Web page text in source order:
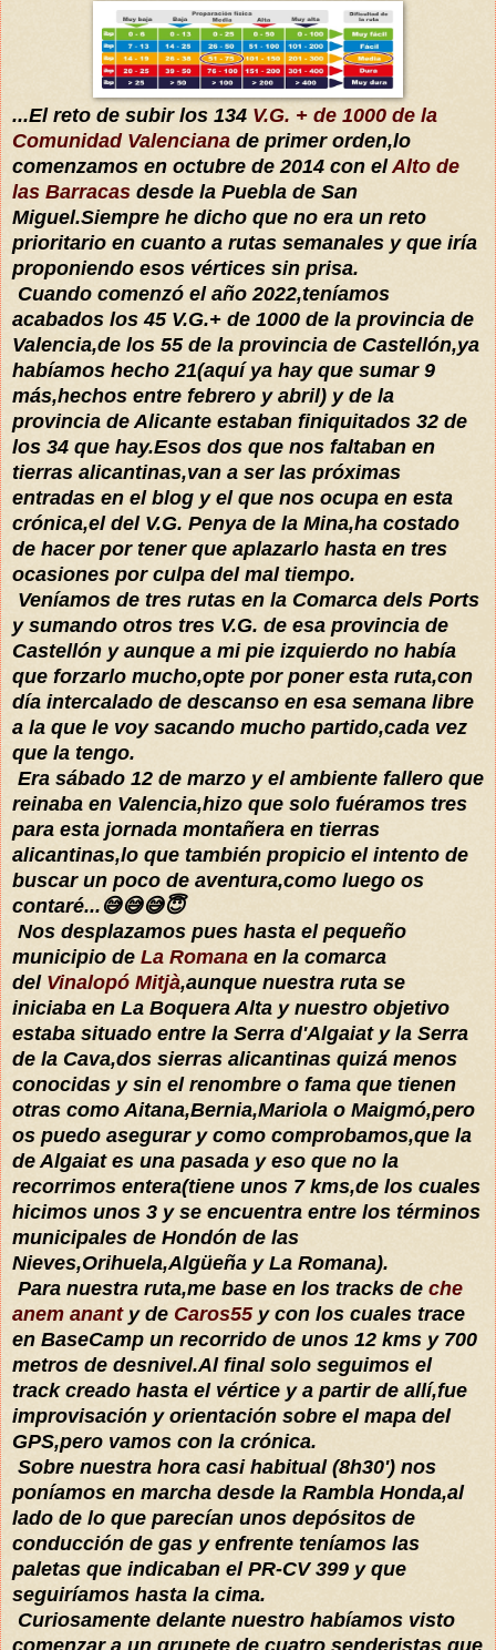
...El reto de subir los 134 V.G. + de 1000 de la
Comunidad Valenciana de primer orden,lo
comenzamos en octubre de 2014 con elAlto de
las Barracas desde la Puebla de San
Miguel.Siempre he dicho que no era un reto
prioritario en cuanto a rutas semanales y que iría
proponiendo esos vértices sin prisa.
Cuando comenzó el año 2022,teníamos
acabados los 45 V.G.+ de 1000 de la provincia de
Valencia,de los 55 de la provincia de Castellón,ya
habíamos hecho 21(aquí ya hay que sumar 9
más,hechos entre febrero y abril) y de la
provincia de Alicante estaban finiquitados 32 de
los 34 que hay.Esos dos que nos faltaban en
tierras alicantinas,van a ser las próximas
entradas en el blog y el que nos ocupa en esta
crónica,el del V.G. Penya de la Mina,ha costado
de hacer por tener que aplazarlo hasta en tres
ocasiones por culpa del mal tiempo.
Veníamos de tres rutas en la Comarca dels Ports
y sumando otros tres V.G. de esa provincia de
Castellón y aunque a mi pie izquierdo no había
que forzarlo mucho,opte por poner esta ruta,con
día intercalado de descanso en esa semana libre
a la que le voy sacando mucho partido,cada vez
que la tengo.
Era sábado 12 de marzo y el ambiente fallero que
reinaba en Valencia,hizo que solo fuéramos tres
para esta jornada montañera en tierras
alicantinas,lo que también propicio el intento de
buscar un poco de aventura,como luego os
contaré...😅😅😅😇
Nos desplazamos pues hasta el pequeño
municipio de La Romana en la comarca
del Vinalopó Mitjà,aunque nuestra ruta se
iniciaba en La Boquera Alta y nuestro objetivo
estaba situado entre la Serra d'Algaiat y la Serra
de la Cava,dos sierras alicantinas quizá menos
conocidas y sin el renombre o fama que tienen
otras como Aitana,Bernia,Mariola o Maigmó,pero
os puedo asegurar y como comprobamos,que la
de Algaiat es una pasada y eso que no la
recorrimos entera(tiene unos 7 kms,de los cuales
hicimos unos 3 y se encuentra entre los términos
municipales de Hondón de las
Nieves,Orihuela,Algüeña y La Romana).
Para nuestra ruta,me base en los tracks de che
anem ananty de Caros55y con los cuales trace
en BaseCamp un recorrido de unos 12 kms y 700
metros de desnivel.Al final solo seguimos el
track creado hasta el vértice y a partir de allí,fue
improvisación y orientación sobre el mapa del
GPS,pero vamos con la crónica.
Sobre nuestra hora casi habitual (8h30') nos
poníamos en marcha desde la Rambla Honda,al
lado de lo que parecían unos depósitos de
conducción de gas y enfrente teníamos las
paletas que indicaban el PR-CV 399 y que
seguiríamos hasta la cima.
Curiosamente delante nuestro habíamos visto
comenzar a un grupete de cuatro senderistas que